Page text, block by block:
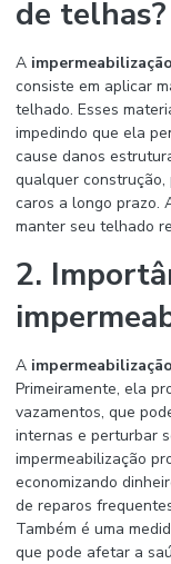
de telhas?
A
consiste em aplicar
telhado. Esses
impedindo que ela
cause danos
qualquer
caros a longo prazo.
manter seu telhado
2.
A
Primeiramente, ela
vazamentos, que
internas e perturbar
impermeabilização
economizando
de reparos
Também é uma
que pode afetar a